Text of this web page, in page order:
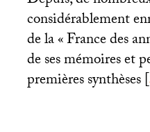
considérablement
de la «France des
de ses mémoires et
premières synthèses[